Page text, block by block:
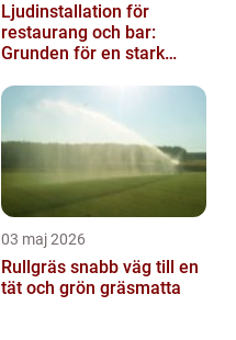
Ljudinstallation för
restaurang och bar:
Grunden för en stark
03 maj 2026
Rullgräs snabb väg till en
tät och grön gräsmatta